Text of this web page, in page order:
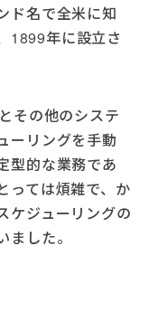
ド名で全米に知
1899年に設立さ
その他のシステ
ーリングを手動
型的な業務であ
っては煩雑で、か
ケジューリングの
した。